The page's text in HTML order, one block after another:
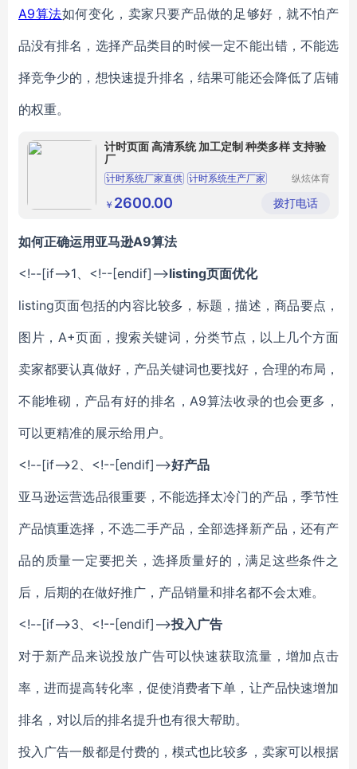
A9算法如何变化，卖家只要产品做的足够好，就不怕产
品没有排名，选择产品类目的时候一定不能出错，不能选
择竞争少的，想快速提升排名，结果可能还会降低了店铺
的权重。
计时页面 高清系统 加工定制 种类多样 支持验
厂
计时系统厂家直供 计时系统生产厂家
计时系统供应
计时系统批发
纵炫体育
岛有限公
司
￥ 2600.00 拨打电话
如何正确运用亚马逊A9算法
<!--[if-->1、 <!--[endif]-->listing页面优化
listing页面包括的内容比较多，标题，描述，商品要点，
图片，A+页面，搜索关键词，分类节点，以上几个方面
卖家都要认真做好，产品关键词也要找好，合理的布局，
不能堆砌，产品有好的排名，A9算法收录的也会更多，
可以更精准的展示给用户。
<!--[if-->2、 <!--[endif]-->好产品
亚马逊运营选品很重要，不能选择太冷门的产品，季节性
产品慎重选择，不选二手产品，全部选择新产品，还有产
品的质量一定要把关，选择质量好的，满足这些条件之
后，后期的在做好推广，产品销量和排名都不会太难。
<!--[if-->3、 <!--[endif]-->投入广告
对于新产品来说投放广告可以快速获取流量，增加点击
率，进而提高转化率，促使消费者下单，让产品快速增加
排名，对以后的排名提升也有很大帮助。
投入广告一般都是付费的，模式也比较多，卖家可以根据